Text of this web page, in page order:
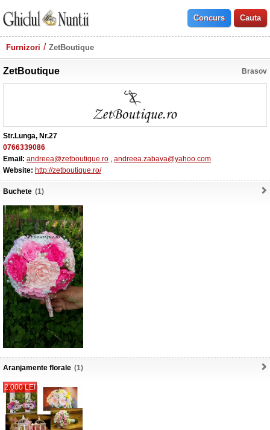
Furnizori ZetBoutique
ZetBoutique Brasov
Str.Lunga, Nr.27
0766339086
Email: andreea@zetboutique.ro , andreea.zabava@yahoo.com
Website: http://zetboutique.ro/
Buchete (1)
Aranjamente florale (1)
2.000 LEI